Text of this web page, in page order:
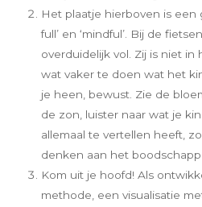
Het plaatje hierboven is een
full’ en ‘mindful’. Bij de
overduidelijk vol. Zij is niet
wat vaker te doen wat het
je heen, bewust. Zie de
de zon, luister naar wat je
allemaal te vertellen heeft,
denken aan het
Kom uit je hoofd! Als
methode, een visualisatie